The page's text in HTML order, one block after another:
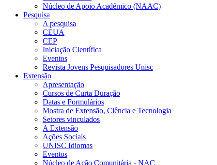
Núcleo de Apoio Acadêmico (NAAC)
Pesquisa
A pesquisa
CEUA
CEP
Iniciação Científica
Eventos
Revista Jovens Pesquisadores Unisc
Extensão
Apresentação
Cursos de Curta Duração
Datas e Formulários
Mostra de Extensão, Ciência e Tecnologia
Setores vinculados
A Extensão
Ações Sociais
UNISC Idiomas
Eventos
Núcleo de Ação Comunitária - NAC